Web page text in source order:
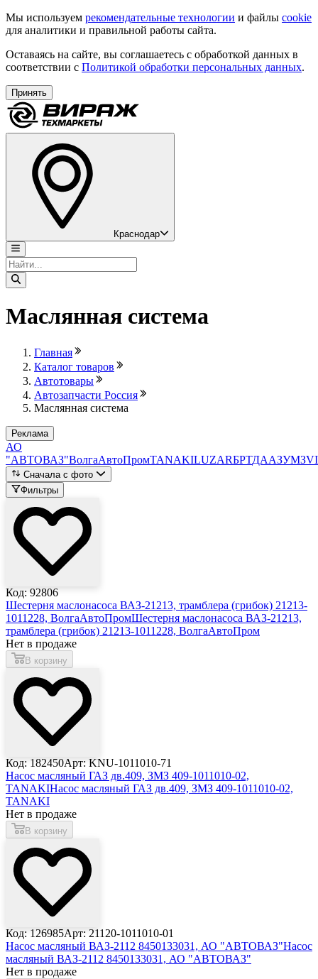
Мы используем рекомендательные технологии и файлы cookie
для аналитики и правильной работы сайта.
Оставаясь на сайте, вы соглашаетесь с обработкой данных в
соответствии с Политикой обработки персональных данных.
Принять
Краснодар
Маслянная система
Главная
Каталог товаров
Автотовары
Автозапчасти Россия
Маслянная система
Реклама
АО
"АВТОВАЗ"ВолгаАвтоПромTANAKILUZARБРТДААЗУМЗ
Сначала с фото
Фильтры
Код: 92806
Шестерня маслонасоса ВАЗ-21213, трамблера (грибок) 21213-
1011228, ВолгаАвтоПромШестерня маслонасоса ВАЗ-21213,
трамблера (грибок) 21213-1011228, ВолгаАвтоПром
Нет в продаже
В корзину
Код: 182450Арт: KNU-1011010-71
Насос масляный ГАЗ дв.409, ЗМЗ 409-1011010-02,
TANAKIНасос масляный ГАЗ дв.409, ЗМЗ 409-1011010-02,
TANAKI
Нет в продаже
В корзину
Код: 126985Арт: 21120-1011010-01
Насос масляный ВАЗ-2112 8450133031, АО "АВТОВАЗ"Насос
масляный ВАЗ-2112 8450133031, АО "АВТОВАЗ"
Нет в продаже